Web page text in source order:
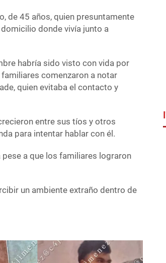
de 45 años, quien presuntamente
donde vivía junto a
habría sido visto con vida por
comenzaron a notar
quien evitaba el contacto y
entre sus tíos y otros
para intentar hablar con él.
a que los familiares lograron
un ambiente extraño dentro de